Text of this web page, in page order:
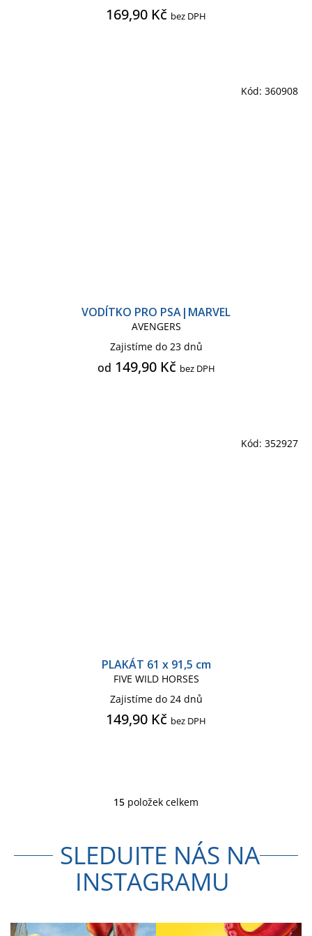
169,90 Kč bez DPH
VODÍTKO PRO PSA|MARVEL
AVENGERS
Zajistíme do 23 dnů
od 149,90 Kč bez DPH
Kód: 360908
PLAKÁT 61 x 91,5 cm
FIVE WILD HORSES
Zajistíme do 24 dnů
149,90 Kč bez DPH
Kód: 352927
O
á
d
a
c
r
15 položek celkem
SLEDUJTE NÁS NA
INSTAGRAMU